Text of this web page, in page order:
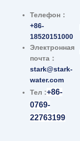
Телефон：
+86-
18520151000
Электронная
почта：
stark@stark-
water.com
Тел :+86-
0769-
22763199